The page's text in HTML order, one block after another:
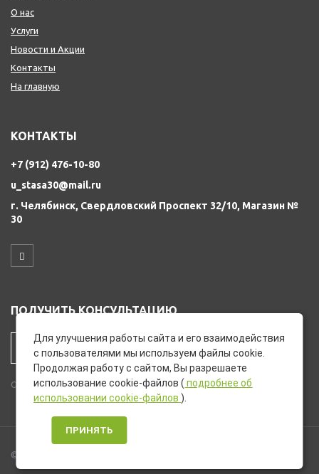
О нас
Услуги
Новости и Акции
Контакты
На главную
КОНТАКТЫ
+7 (912) 476-10-80
u_stasa30@mail.ru
г. Челябинск, Свердловский Проспект 32/10, Магазин №
30
ПОЛУЧИТЬ КОНСУЛЬТАЦИЮ
Остались вопросы? Закажите звонок и мы перезвоним Вам.
© 2021 – 2026 г. Дом Сантехники «У Стаса»
Для улучшения работы сайта и его взаимодействия
с пользователями мы используем файлы cookie.
Продолжая работу с сайтом, Вы разрешаете
использование cookie-файлов ( подробнее об
использовании cookie-файлов ).
ПРИНЯТЬ